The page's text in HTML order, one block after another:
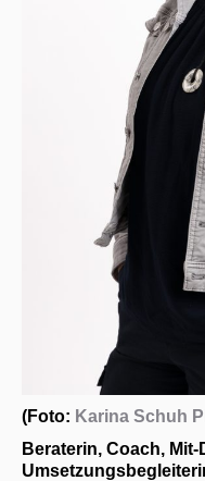
(Foto: Karina Schuh
Beraterin, Coach,